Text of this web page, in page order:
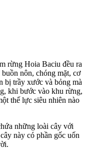
rừng Hoia Baciu đều ra
nôn, chóng mặt, c‌ơ
bị trầy xước và bỏng mà
khi bước vào khu rừng,
thế lực siêu nhiên nào
những loài cây với
này có phần gốc uốn